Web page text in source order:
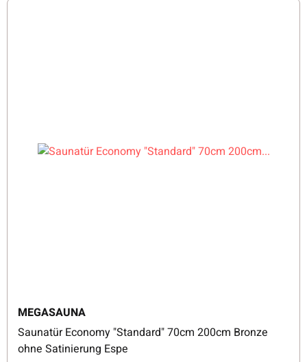
MEGASAUNA
Saunatür Economy "Standard" 70cm 200cm Bronze
ohne Satinierung Espe